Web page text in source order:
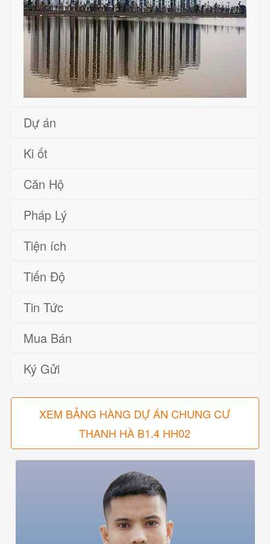
Dự án
Ki ốt
Căn Hộ
Pháp Lý
Tiện ích
Tiến Độ
Tin Tức
Mua Bán
Ký Gửi
XEM BẢNG HÀNG DỰ ÁN CHUNG CƯ
THANH HÀ B1.4 HH02